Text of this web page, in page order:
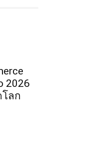
2026
ลก